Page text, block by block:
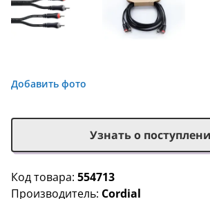
Добавить фото
Код товара: 554713
Производитель: Cordial
Узнать о